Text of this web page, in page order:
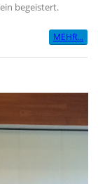
begeistert.
MEHR...